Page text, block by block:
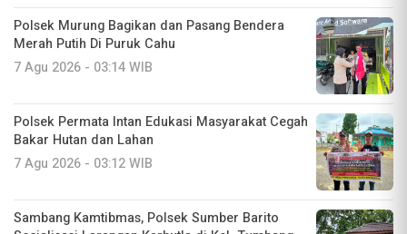
Polsek Murung Bagikan dan Pasang Bendera
Merah Putih Di Puruk Cahu
7 Agu 2026 - 03:14 WIB
Polsek Permata Intan Edukasi Masyarakat Cegah
Bakar Hutan dan Lahan
7 Agu 2026 - 03:12 WIB
Sambang Kamtibmas, Polsek Sumber Barito